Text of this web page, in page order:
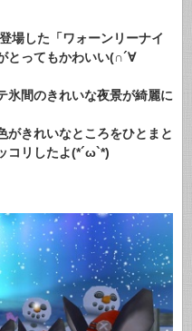
場した「ワォーンリーナイ
とってもかわいい(∩´∀
氷間のきれいな夜景が綺麗に
がきれいなところをひとまと
コリしたよ(*´ω`*)